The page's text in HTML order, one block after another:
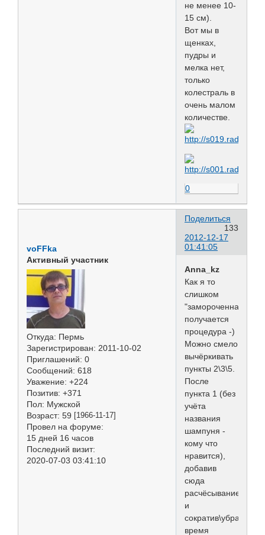
не менее 10-
15 см).
Вот мы в
щенках,
пудры и
мелка нет,
только
колестраль в
очень малом
количестве.
0
Поделиться
133
2012-12-17
01:41:05
voFFka
Активный участник
Откуда: Пермь
Зарегистрирован: 2011-10-02
Приглашений: 0
Сообщений: 618
Уважение: +224
Позитив: +371
Пол: Мужской
Возраст: 59 [1966-11-17]
Провел на форуме:
15 дней 16 часов
Последний визит:
2020-07-03 03:41:10
Anna_kz
Как я то
слишком
"замороченная",
получается
процедура -)
Можно смело
вычёркивать
пункты 2\3\5.
После
пункта 1 (без
учёта
названия
шампуня -
кому что
нравится),
добавив
сюда
расчёсывание
и
сократив\убрав
время